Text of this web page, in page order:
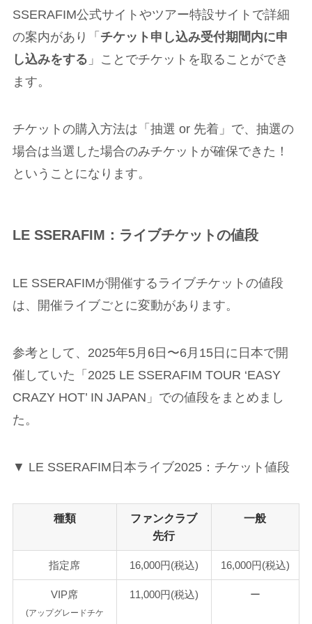
SSERAFIM公式サイトやツアー特設サイトで詳細
の案内があり「 チケット申し込み受付期間内に申
し込みをする 」ことでチケットを取ることができ
ます。
チケットの購入方法は「抽選 or 先着」で、抽選の
場合は当選した場合のみチケットが確保できた！
ということになります。
LE SSERAFIM：ライブチケットの値段
LE SSERAFIMが開催するライブチケットの値段
は、開催ライブごとに変動があります。
参考として、2025年5月6日〜6月15日に日本で開
催していた「2025 LE SSERAFIM TOUR ‘EASY
CRAZY HOT’ IN JAPAN」での値段をまとめまし
た。
▼ LE SSERAFIM日本ライブ2025：チケット値段
種類
ファンクラブ
先行
一般
指定席 16,000円(税込) 16,000円(税込)
VIP席
(アップグレードチケ
11,000円(税込) ー